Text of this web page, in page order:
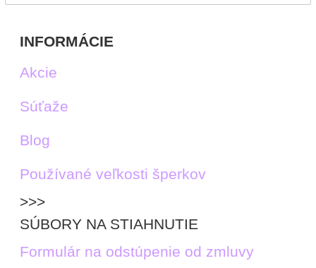
INFORMÁCIE
Akcie
Súťaže
Blog
Používané veľkosti šperkov
>>>
SÚBORY NA STIAHNUTIE
Formulár na odstúpenie od zmluvy